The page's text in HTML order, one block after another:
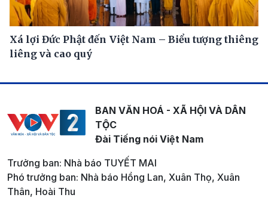
Xá lợi Đức Phật đến Việt Nam – Biểu tượng thiêng
liêng và cao quý
BAN VĂN HOÁ - XÃ HỘI VÀ DÂN
TỘC
Đài Tiếng nói Việt Nam
Trưởng ban: Nhà báo TUYẾT MAI
Phó trưởng ban: Nhà báo Hồng Lan, Xuân Thọ, Xuân
Thân, Hoài Thu